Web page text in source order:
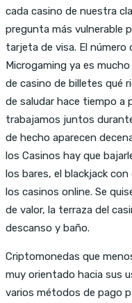
cada casino de nuestra
pregunta más vulnerable
tarjeta de visa. El número
Microgaming ya es
de casino de billetes qué
de saludar hace tiempo a
trabajamos juntos
de hecho aparecen
los Casinos hay que
los bares, el blackjack
los casinos online. Se
de valor, la terraza del
descanso y baño.
Criptomonedas que
muy orientado hacia sus
varios métodos de pago